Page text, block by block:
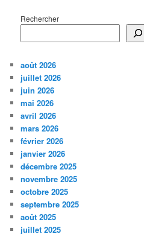
Rechercher
août 2026
juillet 2026
juin 2026
mai 2026
avril 2026
mars 2026
février 2026
janvier 2026
décembre 2025
novembre 2025
octobre 2025
septembre 2025
août 2025
juillet 2025